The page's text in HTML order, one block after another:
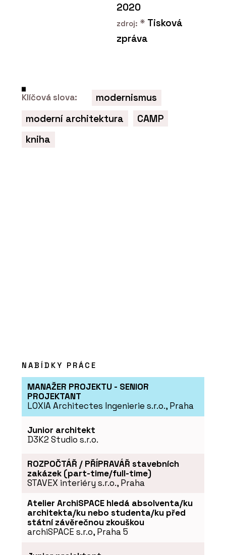
Obývací pokoj z hlíny.
Hliněné omítky jsou útulné
a dají se snadno
SLUŽBY
SLUŽBY
Konzultace - Hlinaři
2020
zdroj: * Tisková
zpráva
Klíčová slova:
modernismus
moderní architektura
CAMP
kniha
NABÍDKY PRÁCE
MANAŽER PROJEKTU - SENIOR
PROJEKTANT
LOXIA Architectes Ingenierie s.r.o., Praha
Junior architekt
D3K2 Studio s.r.o.
ROZPOČTÁŘ / PŘÍPRAVÁŘ stavebních
zakázek (part-time/full-time)
STAVEX interiéry s.r.o., Praha
Atelier ArchiSPACE hledá absolventa/ku
architekta/ku nebo studenta/ku před
státní závěrečnou zkouškou
archiSPACE s.r.o, Praha 5